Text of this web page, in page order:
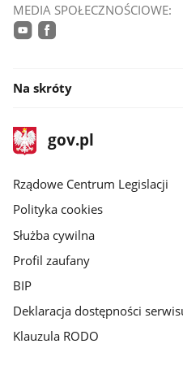
MEDIA SPOŁECZNOŚCIOWE:
Na skróty
stopka
gov.plStrona
gov.pl
Rządowe Centrum Legislacji
Polityka cookies
Służba cywilna
Profil zaufany
BIP
Deklaracja dostępności
Klauzula RODO